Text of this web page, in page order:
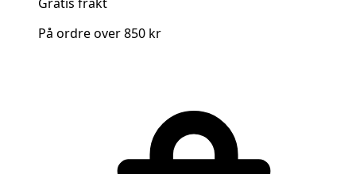
På ordre over 850 kr